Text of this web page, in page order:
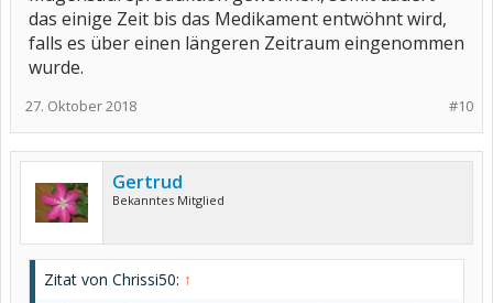
das einige Zeit bis das Medikament entwöhnt wird,
falls es über einen längeren Zeitraum eingenommen
wurde.
#10
27. Oktober 2018
Gertrud
Bekanntes Mitglied
Zitat von Chrissi50: ↑